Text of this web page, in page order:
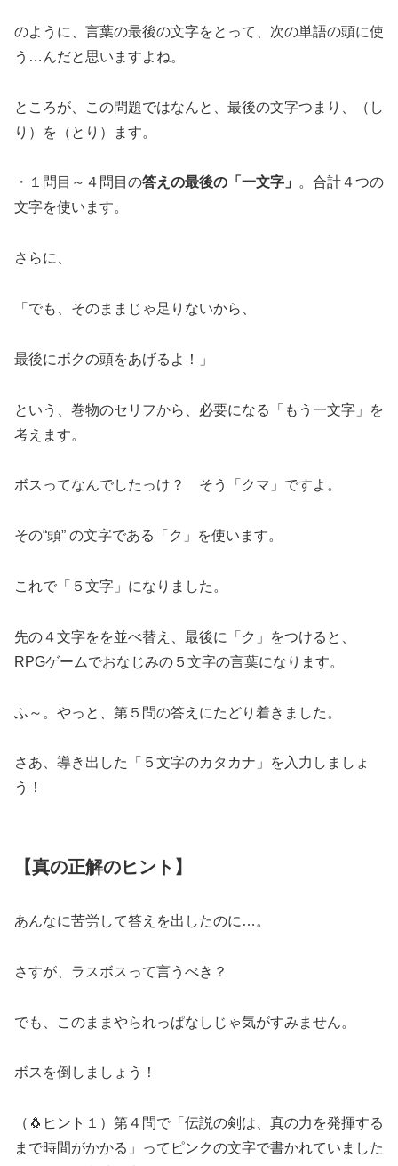
のように、言葉の最後の文字をとって、次の単語の頭に使
う…んだと思いますよね。
ところが、この問題ではなんと、最後の文字つまり、（し
り）を（とり）ます。
・１問目～４問目の答えの最後の「一文字」 。合計４つの
文字を使います。
さらに、
「でも、そのままじゃ足りないから、
最後にボクの頭をあげるよ！」
という、巻物のセリフから、必要になる「もう一文字」を
考えます。
ボスってなんでしたっけ？ そう「クマ」ですよ。
その“頭” の文字である「ク」を使います。
これで「５文字」になりました。
先の４文字をを並べ替え、最後に「ク」をつけると、
RPGゲームでおなじみの５文字の言葉になります。
ふ～。やっと、第５問の答えにたどり着きました。
さあ、導き出した「５文字のカタカナ」を入力しましょ
う！
【真の正解のヒント】
あんなに苦労して答えを出したのに…。
さすが、ラスボスって言うべき？
でも、このままやられっぱなしじゃ気がすみません。
ボスを倒しましょう！
（🐧ヒント１）第４問で「伝説の剣は、真の力を発揮する
まで時間がかかる」ってピンクの文字で書かれていました